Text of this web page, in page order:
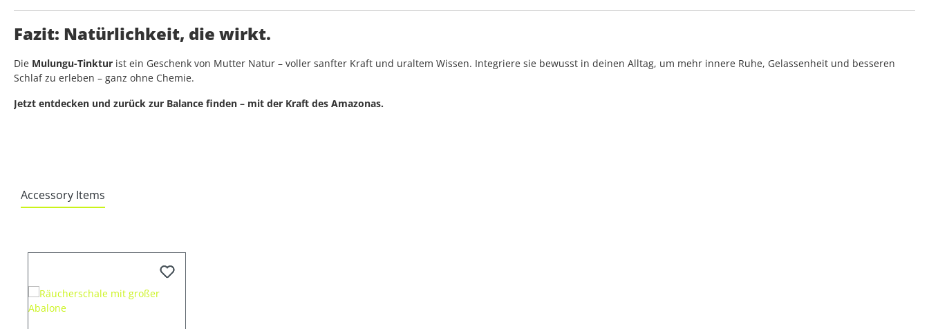
Fazit: Natürlichkeit, die wirkt.
Die Mulungu-Tinktur ist ein Geschenk von Mutter Natur – voller sanfter Kraft und uraltem Wissen. Integriere sie bewusst in deinen Alltag, um mehr innere Ruhe, Gelassenheit und besseren
Schlaf zu erleben – ganz ohne Chemie.
Jetzt entdecken und zurück zur Balance finden – mit der Kraft des Amazonas.
Accessory Items